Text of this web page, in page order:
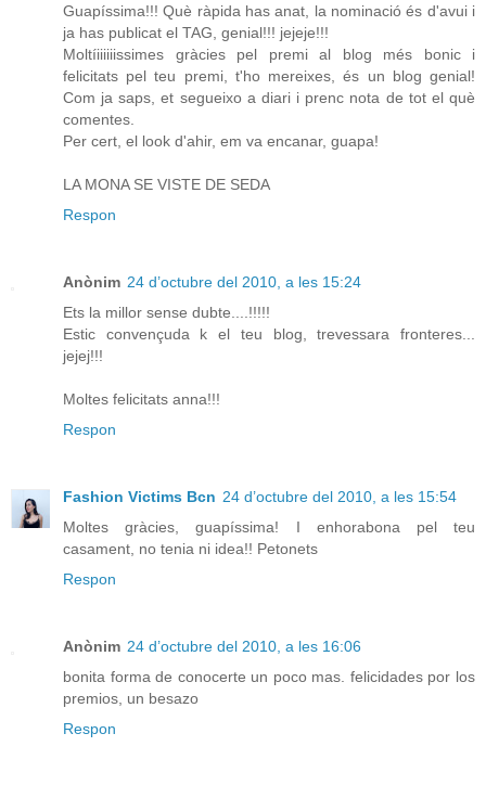
Guapíssima!!! Què ràpida has anat, la nominació és d'avui i
ja has publicat el TAG, genial!!! jejeje!!!
Moltíiiiiiissimes gràcies pel premi al blog més bonic i
felicitats pel teu premi, t'ho mereixes, és un blog genial!
Com ja saps, et segueixo a diari i prenc nota de tot el què
comentes.
Per cert, el look d'ahir, em va encanar, guapa!
LA MONA SE VISTE DE SEDA
Respon
Anònim 24 d’octubre del 2010, a les 15:24
Ets la millor sense dubte....!!!!!
Estic convençuda k el teu blog, trevessara fronteres...
jejej!!!
Moltes felicitats anna!!!
Respon
Fashion Victims Bcn 24 d’octubre del 2010, a les 15:54
Moltes gràcies, guapíssima! I enhorabona pel teu
casament, no tenia ni idea!! Petonets
Respon
Anònim 24 d’octubre del 2010, a les 16:06
bonita forma de conocerte un poco mas. felicidades por los
premios, un besazo
Respon